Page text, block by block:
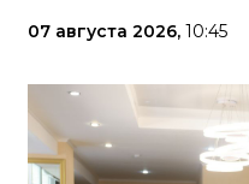
07 августа 2026, 10:45